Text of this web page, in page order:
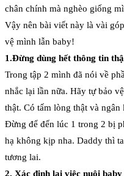
chân chính mà nghèo giống
Vậy nên bài viết này là vài
vệ mình lẫn baby!
1.Đừng dùng hết thông tin
Trong tập 2 mình đã nói về
nhắc lại lần nữa. Hãy tự bảo
thật. Có tấm lòng thật và
Đừng để đến lúc 1 trong 2 bị
hạ không kịp nha. Daddy thì
tương lai.
2. Xác định lại việc nuôi baby